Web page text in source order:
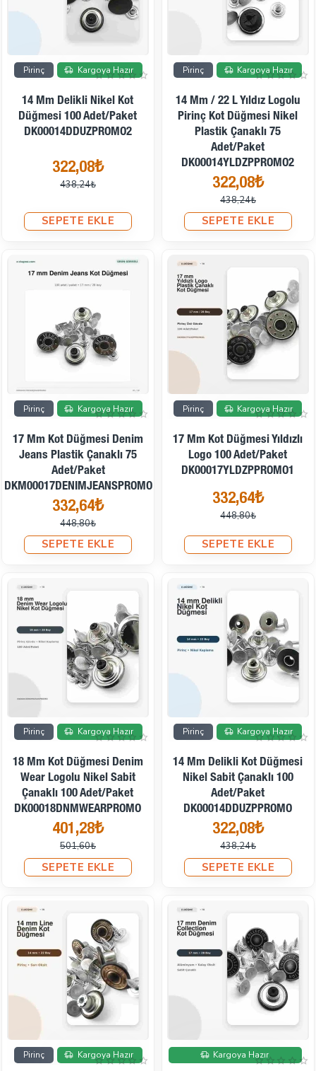
İndirimde
Pirinç Kargoya Hazır
14 Mm Delikli Nikel Kot
Düğmesi 100 Adet/Paket
DK00014DDUZPROMO2
322,08₺
438,24₺
SEPETE EKLE
İndirimde
Pirinç Kargoya Hazır
14 Mm / 22 L Yıldız Logolu
Pirinç Kot Düğmesi Nikel
Plastik Çanaklı 75
Adet/Paket
DK00014YLDZPPROMO2
322,08₺
438,24₺
SEPETE EKLE
İndirimde
Pirinç Kargoya Hazır
17 Mm Kot Düğmesi Denim
Jeans Plastik Çanaklı 75
Adet/Paket
DKM00017DENIMJEANSPROMO
332,64₺
448,80₺
SEPETE EKLE
İndirimde
Pirinç Kargoya Hazır
17 Mm Kot Düğmesi Yıldızlı
Logo 100 Adet/Paket
DK00017YLDZPPROMO1
332,64₺
448,80₺
SEPETE EKLE
İndirimde
Pirinç Kargoya Hazır
18 Mm Kot Düğmesi Denim
Wear Logolu Nikel Sabit
Çanaklı 100 Adet/Paket
DK00018DNMWEARPROMO
401,28₺
501,60₺
SEPETE EKLE
İndirimde
Pirinç Kargoya Hazır
14 Mm Delikli Kot Düğmesi
Nikel Sabit Çanaklı 100
Adet/Paket
DK00014DDUZPPROMO
322,08₺
438,24₺
SEPETE EKLE
İndirimde
Pirinç Kargoya Hazır İndirimde
Kargoya Hazır